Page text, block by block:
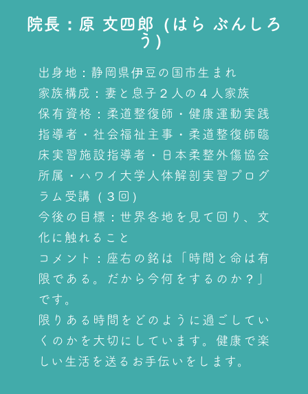
院長：原 文四郎（はら ぶんしろ
う）
出身地：静岡県伊豆の国市生まれ
家族構成：妻と息子２人の４人家族
保有資格：柔道整復師・健康運動実践
指導者・社会福祉主事・柔道整復師臨
床実習施設指導者・日本柔整外傷協会
所属・ハワイ大学人体解剖実習プログ
ラム受講（３回）
今後の目標：世界各地を見て回り、文
化に触れること
コメント：座右の銘は「時間と命は有
限である。だから今何をするのか？」
です。
限りある時間をどのように過ごしてい
くのかを大切にしています。健康で楽
しい生活を送るお手伝いをします。